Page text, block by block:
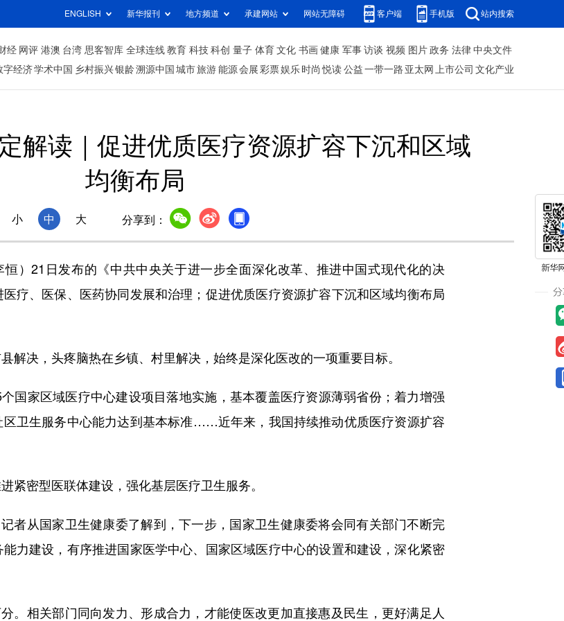
ENGLISH 新华报刊 地方频道 承建网站 网站无障碍 客户端 手机版 站内搜索
经 网评 港澳 台湾 思客智库 全球连线 教育 科技 科创 量子 体育 文化 书画 健康 军事 访谈 视频 图片 政务 法律 中央文件
字经济学术中国 乡村振兴银龄溯源中国 城市旅游 能源 会展 彩票娱乐 时尚 悦读 公益 一带一路 亚太网 上市公司 文化产业
解读｜促进优质医疗资源扩容下沉和区域
均衡布局
小 中 大 分享到：
21日发布的《中共中央关于进一步全面深化改革、推进中国式现代化的决
疗、医保、医药协同发展和治理；促进优质医疗资源扩容下沉和区域均衡布局
决，头疼脑热在乡镇、村里解决，始终是深化医改的一项重要目标。
家区域医疗中心建设项目落地实施，基本覆盖医疗资源薄弱省份；着力增强
卫生服务中心能力达到基本标准……近年来，我国持续推动优质医疗资源扩容
密型医联体建设，强化基层医疗卫生服务。
从国家卫生健康委了解到，下一步，国家卫生健康委将会同有关部门不断完
力建设，有序推进国家医学中心、国家区域医疗中心的设置和建设，深化紧密
相关部门同向发力、形成合力，才能使医改更加直接惠及民生，更好满足人